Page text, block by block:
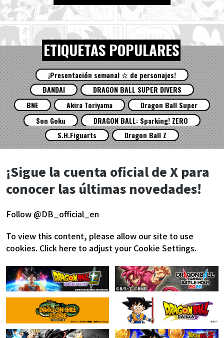
ETIQUETAS POPULARES
¡Presentación semanal ☆ de personajes!
BANDAI
DRAGON BALL SUPER DIVERS
BNE
Akira Toriyama
Dragon Ball Super
Son Goku
DRAGON BALL: Sparking! ZERO
S.H.Figuarts
Dragon Ball Z
¡Sigue la cuenta oficial de X para
conocer las últimas novedades!
Follow @DB_official_en
To view this content, please allow our site to use
cookies. Click here to adjust your Cookie Settings.